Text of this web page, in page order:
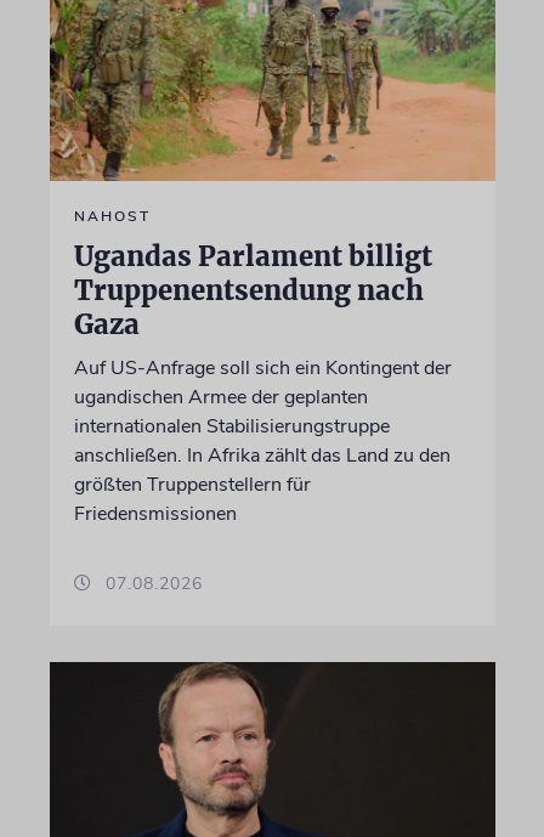
NAHOST
Ugandas Parlament billigt
Truppenentsendung nach
Gaza
Auf US-Anfrage soll sich ein Kontingent der
ugandischen Armee der geplanten
internationalen Stabilisierungstruppe
anschließen. In Afrika zählt das Land zu den
größten Truppenstellern für
Friedensmissionen
07.08.2026